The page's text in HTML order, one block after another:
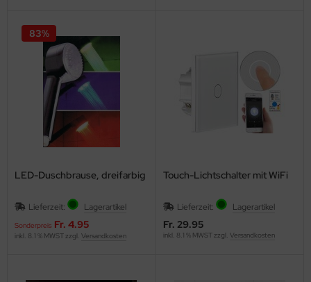
LED-Duschbrause, dreifarbig
Lieferzeit: Lagerartikel
Sonderpreis Fr. 4.95
83%
inkl. 8.1 % MWST zzgl. Versandkosten
Touch-Lichtschalter mit WiFi
Lieferzeit: Lagerartikel
Fr. 29.95
inkl. 8.1 % MWST zzgl. Versandkosten